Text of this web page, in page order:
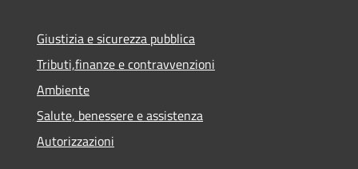
Giustizia e sicurezza pubblica
Tributi,finanze e contravvenzioni
Ambiente
Salute, benessere e assistenza
Autorizzazioni